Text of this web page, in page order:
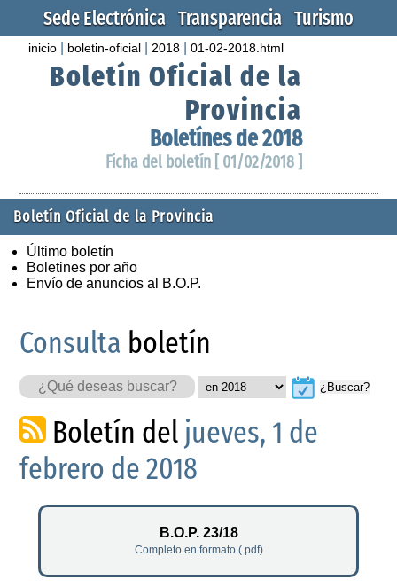
Sede Electrónica Transparencia Turismo
inicio boletin-oficial 2018 |01-02-2018.html
Boletín Oficial de la
Provincia
Boletínes de 2018
Ficha del boletín [ 01/02/2018 ]
Boletín Oficial de la Provincia
Último boletín
Boletines por año
Envío de anuncios al B.O.P.
Consulta boletín
¿Buscar?
Boletín del jueves, 1 de
febrero de 2018
B.O.P. 23/18
Completo en formato (.pdf)